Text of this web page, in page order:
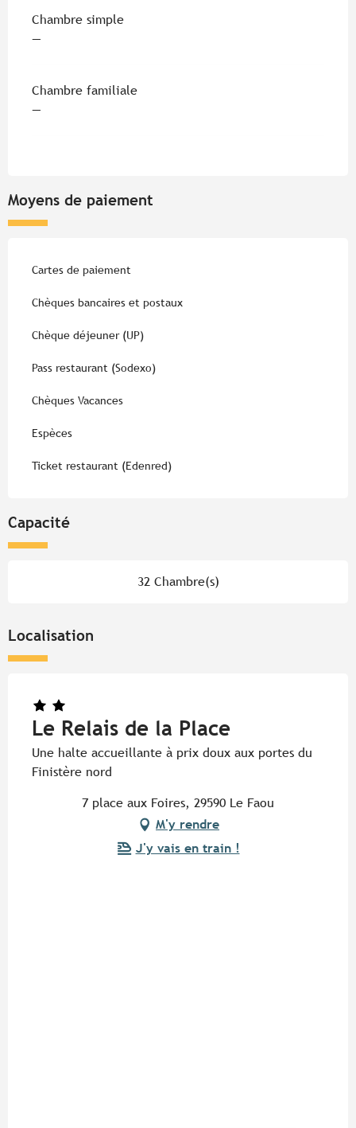
Chambre simple
—
Chambre familiale
—
Moyens de paiement
Cartes de paiement
Chèques bancaires et postaux
Chèque déjeuner (UP)
Pass restaurant (Sodexo)
Chèques Vacances
Espèces
Ticket restaurant (Edenred)
Capacité
32 Chambre(s)
Localisation
Le Relais de la Place
Une halte accueillante à prix doux aux portes du
Finistère nord
7 place aux Foires, 29590 Le Faou
M'y rendre
J'y vais en train !